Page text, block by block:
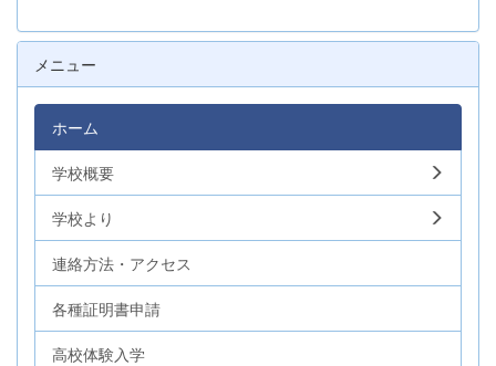
メニュー
ホーム
学校概要
学校より
連絡方法・アクセス
各種証明書申請
高校体験入学